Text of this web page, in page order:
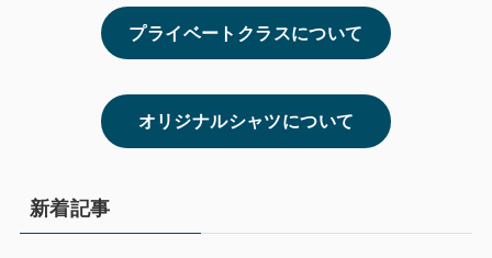
プライベートクラスについて
オリジナルシャツについて
新着記事